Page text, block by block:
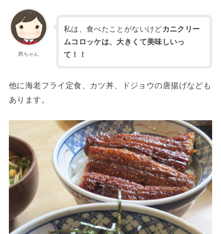
西ちゃん
私は、食べたことがないけどカニクリー
ムコロッケは、大きくて美味しいっ
て！！
他に海老フライ定食、カツ丼、ドジョウの唐揚げなども
あります。